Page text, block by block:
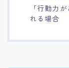
「行動力
れる場合